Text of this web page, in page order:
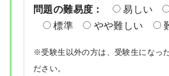
問題の難易度： 易しい
標準
やや難しい
※受験生以外の方は、受験生になっ
ださい。